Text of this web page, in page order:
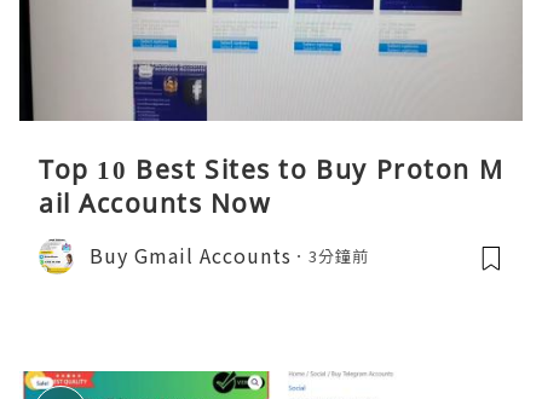
Top 10 Best Sites to Buy Proton M
ail Accounts Now
Buy Gmail Accounts 3分鐘前